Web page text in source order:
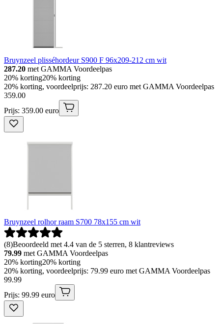
Bruynzeel plisséhordeur S900 F 96x209-212 cm wit
287.20 met GAMMA Voordeelpas
20% korting20% korting
20% korting, voordeelprijs: 287.20 euro met GAMMA Voordeelpas
359.00
Prijs: 359.00 euro
Bruynzeel rolhor raam S700 78x155 cm wit
(8)Beoordeeld met 4.4 van de 5 sterren, 8 klantreviews
79.99 met GAMMA Voordeelpas
20% korting20% korting
20% korting, voordeelprijs: 79.99 euro met GAMMA Voordeelpas
99.99
Prijs: 99.99 euro